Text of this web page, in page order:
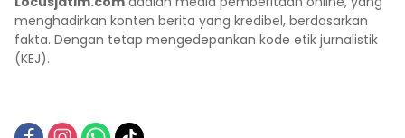
menghadirkan konten berita yang kredibel, berdasarkan
fakta. Dengan tetap mengedepankan kode etik jurnalistik
(KEJ).